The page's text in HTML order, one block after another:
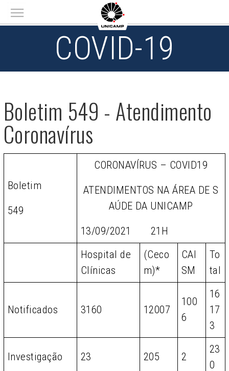
Main menu
COVID-19
Boletim 549 - Atendimento
Coronavírus
Boletim
549
CORONAVÍRUS – COVID19
ATENDIMENTOS NA ÁREA DE S
AÚDE DA UNICAMP
13/09/2021 21H
Hospital de
Clínicas
(Ceco
m)*
CAI
SM
To
tal
Notificados 3160 12007
100
6
16
17
3
Investigação 23 205 2
23
0